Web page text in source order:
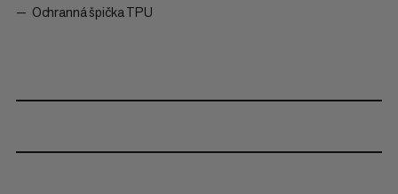
Ochranná špička TPU